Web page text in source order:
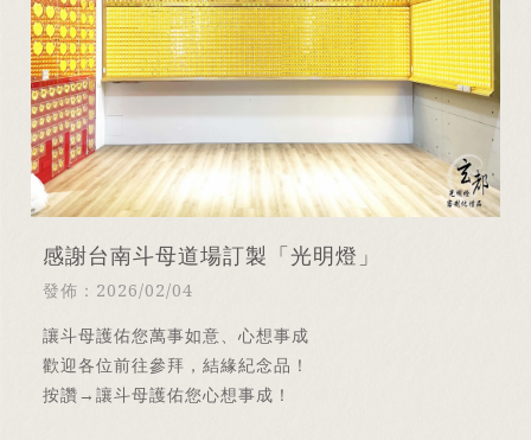
感謝台南斗母道場訂製「光明燈」
發佈：2026/02/04
讓斗母護佑您萬事如意、心想事成
歡迎各位前往參拜，結緣紀念品！
按讚→讓斗母護佑您心想事成！